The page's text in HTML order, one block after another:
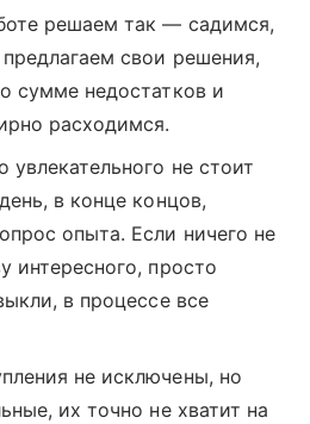
решаем так — садимся,
свои решения,
сумме недостатков и
расходимся.
не стоит
в конце концов,
опыта. Если ничего не
интересного, просто
в процессе все
не исключены, но
их точно не хватит на